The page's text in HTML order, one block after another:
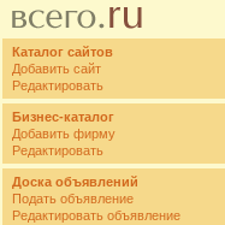
Каталог сайтов
Добавить сайт
Редактировать
Бизнес-каталог
Добавить фирму
Редактировать
Доска объявлений
Подать объявление
Редактировать объявление